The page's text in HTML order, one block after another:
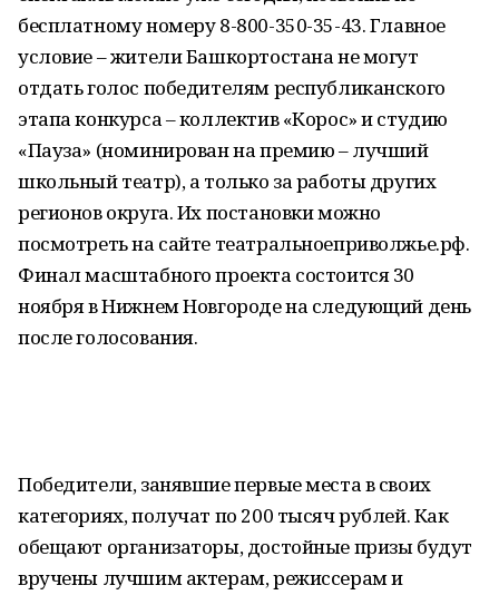
бесплатному номеру 8-800-350-35-43. Главное
условие – жители Башкортостана не могут
отдать голос победителям республиканского
этапа конкурса – коллектив «Корос» и студию
«Пауза» (номинирован на премию – лучший
школьный театр), а только за работы других
регионов округа. Их постановки можно
посмотреть на сайте театральноеприволжье.рф.
Финал масштабного проекта состоится 30
ноября в Нижнем Новгороде на следующий день
после голосования.
Победители, занявшие первые места в своих
категориях, получат по 200 тысяч рублей. Как
обещают организаторы, достойные призы будут
вручены лучшим актерам, режиссерам и